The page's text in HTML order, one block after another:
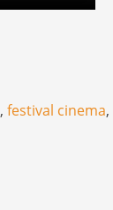
, festival cinema,